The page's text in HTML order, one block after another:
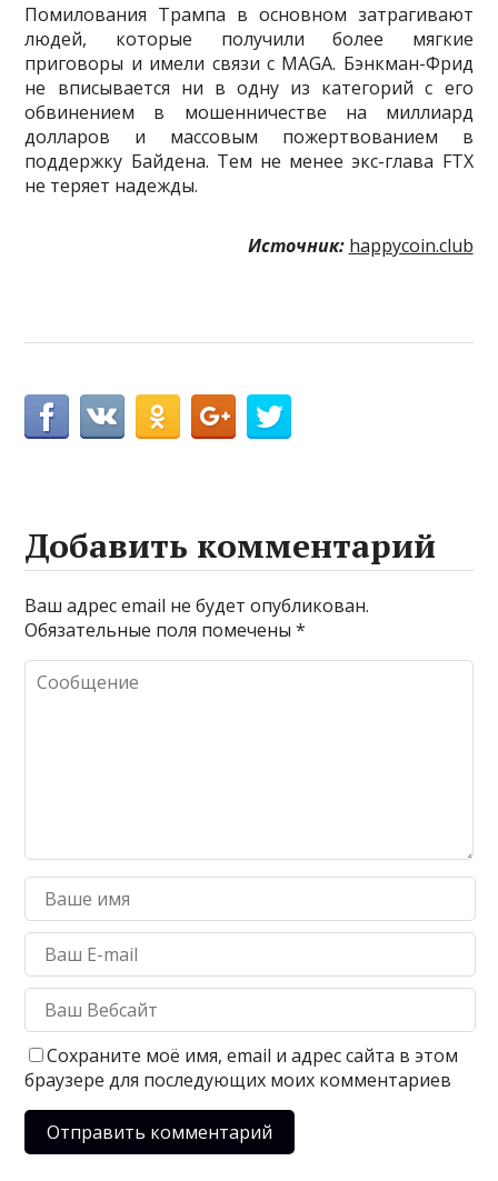
Помилования Трампа в основном затрагивают
людей, которые получили более мягкие
приговоры и имели связи с MAGA. Бэнкман-Фрид
не вписывается ни в одну из категорий с его
обвинением в мошенничестве на миллиард
долларов и массовым пожертвованием в
поддержку Байдена. Тем не менее экс-глава FTX
не теряет надежды.
Источник: happycoin.club
Добавить комментарий
Ваш адрес email не будет опубликован.
Обязательные поля помечены*
Сохраните моё имя, email и адрес сайта в этом
браузере для последующих моих комментариев